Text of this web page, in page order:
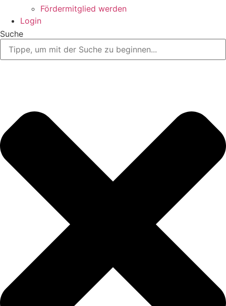
Fördermitglied werden
Login
Suche